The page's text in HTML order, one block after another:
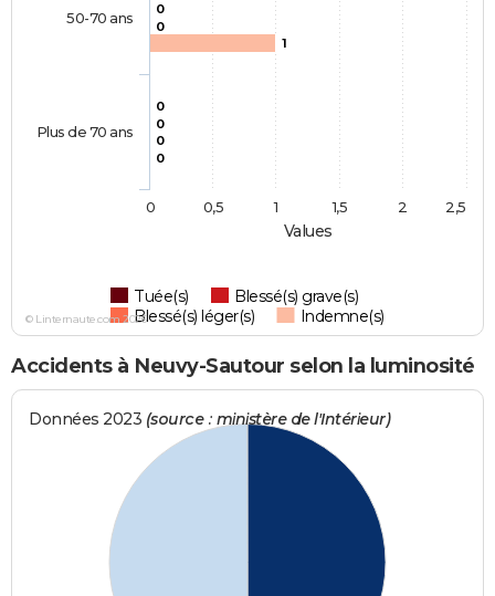
Values
0
0
0
0
0
1
0
Tuée(s)
Blessé(s) grave(s)
Blessé(s) léger(s)
Indemne(s)
50-70 ans
Plus de 70 ans
0 0,5 1 1,5 2 2,5
© Linternaute.com 2026
Accidents à Neuvy-Sautour selon la luminosité
Données 2023 (source : ministère de l'Intérieur)